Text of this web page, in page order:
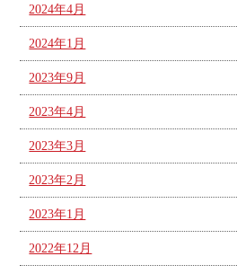
2024年4月
2024年1月
2023年9月
2023年4月
2023年3月
2023年2月
2023年1月
2022年12月